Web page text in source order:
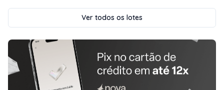
Ver todos os lotes